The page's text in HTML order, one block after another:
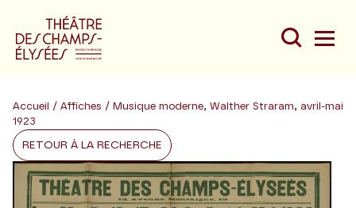
Du
Au
Accueil / Affiches / Musique moderne, Walther Straram, avril-mai
1923
RETOUR À LA RECHERCHE